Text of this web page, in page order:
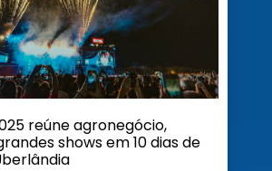
reúne agronegócio,
shows em 10 dias de